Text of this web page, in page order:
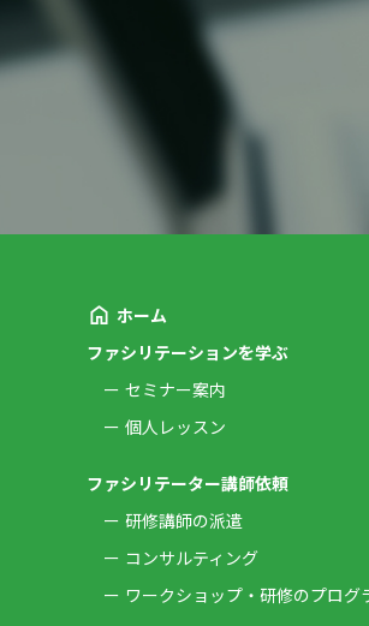
ホーム
ファシリテーションを学ぶ
セミナー案内
個人レッスン
ファシリテーター講師依頼
研修講師の派遣
コンサルティング
ワークショップ・研修のプログ